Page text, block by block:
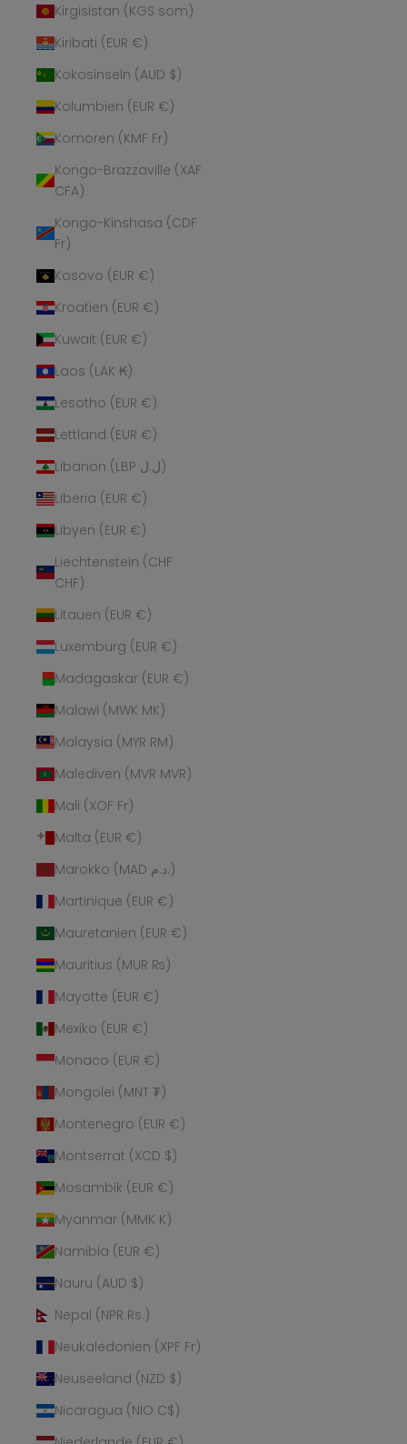
Kirgisistan (KGS som)
Kiribati (EUR €)
Kokosinseln (AUD $)
Kolumbien (EUR €)
Komoren (KMF Fr)
Kongo-Brazzaville (XAF
CFA)
Kongo-Kinshasa (CDF
Fr)
Kosovo (EUR €)
Kroatien (EUR €)
Kuwait (EUR €)
Laos (LAK ₭)
Lesotho (EUR €)
Lettland (EUR €)
Libanon (LBP ل.ل)
Liberia (EUR €)
Libyen (EUR €)
Liechtenstein (CHF
CHF)
Litauen (EUR €)
Luxemburg (EUR €)
Madagaskar (EUR €)
Malawi (MWK MK)
Malaysia (MYR RM)
Malediven (MVR MVR)
Mali (XOF Fr)
Malta (EUR €)
Marokko (MAD د.م.)
Martinique (EUR €)
Mauretanien (EUR €)
Mauritius (MUR ₨)
Mayotte (EUR €)
Mexiko (EUR €)
Monaco (EUR €)
Mongolei (MNT ₮)
Montenegro (EUR €)
Montserrat (XCD $)
Mosambik (EUR €)
Myanmar (MMK K)
Namibia (EUR €)
Nauru (AUD $)
Nepal (NPR Rs.)
Neukaledonien (XPF Fr)
Neuseeland (NZD $)
Nicaragua (NIO C$)